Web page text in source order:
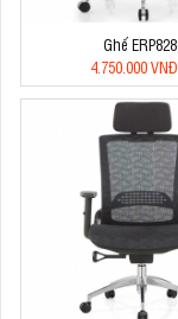
Ghế ERP828
4.750.000 VNĐ